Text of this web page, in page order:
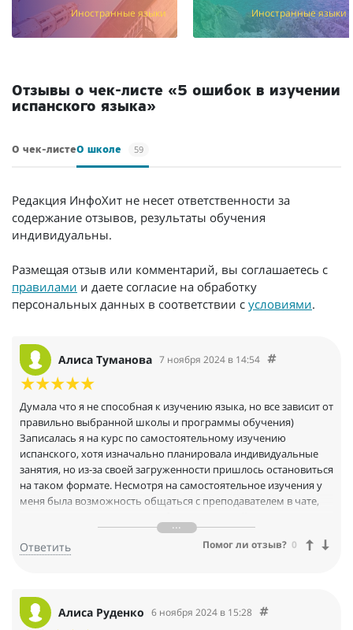
Иностранные языки Иностранные языки
Отзывы о чек-листе «5 ошибок в изучении
испанского языка»
О чек-листеО школе 59
Редакция ИнфоХит не несет ответственности за
содержание отзывов, результаты обучения
индивидуальны.
Размещая отзыв или комментарий, вы соглашаетесь с
правилами и даете согласие на обработку
персональных данных в соответствии с условиями.
Алиса Туманова 7 ноября 2024 в 14:54
Думала что я не способная к изучению языка, но все зависит от
правильно выбранной школы и программы обучения)
Записалась я на курс по самостоятельному изучению
испанского, хотя изначально планировала индивидуальные
занятия, но из-за своей загруженности пришлось остановиться
на таком формате. Несмотря на самостоятельное изучения у
меня была возможность общаться с преподавателем в чате,
обратную связь. К курсу у меня остался пожизненный доступ,
школа не задает ограничения в этом плане
Ответить Помог ли отзыв? 0
Алиса Руденко 6 ноября 2024 в 15:28